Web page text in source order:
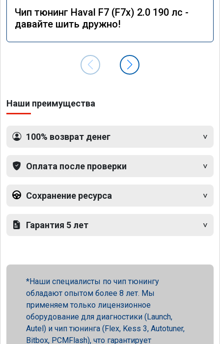
Чип тюнинг Haval F7 (F7x) 2.0 190 лс -
давайте шить дружно!
Наши преимущества
100% возврат денег
Оплата после проверки
Сохранение ресурса
Гарантия 5 лет
Наши специалисты по чип тюнингу
обладают опытом более 8 лет. Мы
применяем только лицензионное
оборудование для диагностики (Launch,
Autel) и чип тюнинга (Flex, Kess 3, Autotuner,
Bitbox, PCMFlash), что гарантирует